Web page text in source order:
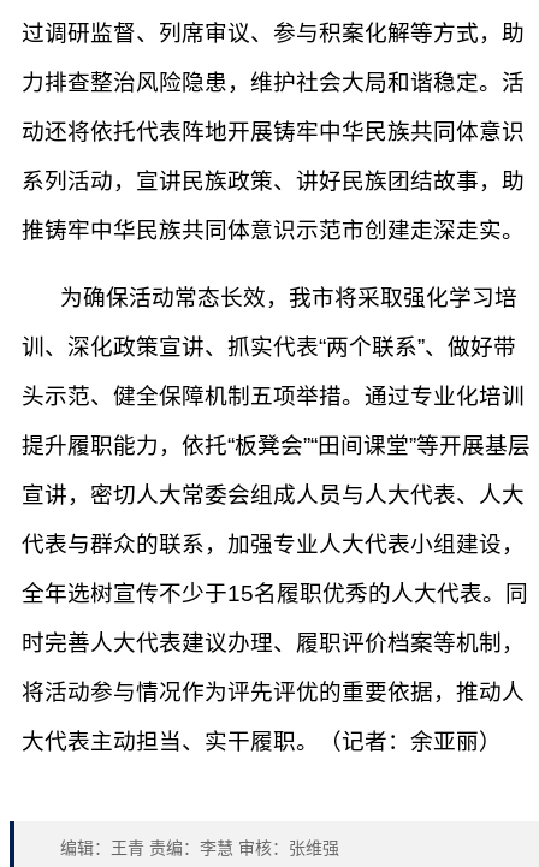
过调研监督、列席审议、参与积案化解等方式，助
力排查整治风险隐患，维护社会大局和谐稳定。活
动还将依托代表阵地开展铸牢中华民族共同体意识
系列活动，宣讲民族政策、讲好民族团结故事，助
推铸牢中华民族共同体意识示范市创建走深走实。
为确保活动常态长效，我市将采取强化学习培
训、深化政策宣讲、抓实代表“两个联系”、做好带
头示范、健全保障机制五项举措。通过专业化培训
提升履职能力，依托“板凳会”“田间课堂”等开展基层
宣讲，密切人大常委会组成人员与人大代表、人大
代表与群众的联系，加强专业人大代表小组建设，
全年选树宣传不少于15名履职优秀的人大代表。同
时完善人大代表建议办理、履职评价档案等机制，
将活动参与情况作为评先评优的重要依据，推动人
大代表主动担当、实干履职。（记者：余亚丽）
编辑：王青 责编：李慧 审核：张维强